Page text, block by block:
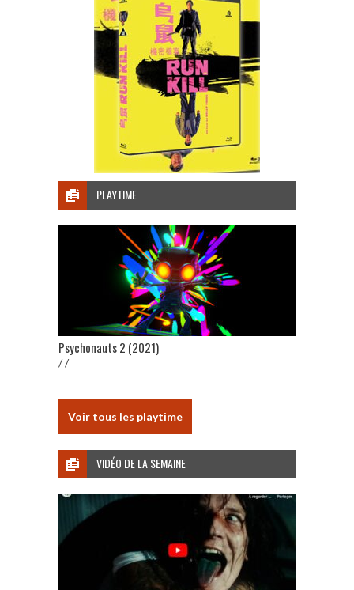
PLAYTIME
Psychonauts 2 (2021)
/ /
Voir tous les playtime
VIDÉO DE LA SEMAINE